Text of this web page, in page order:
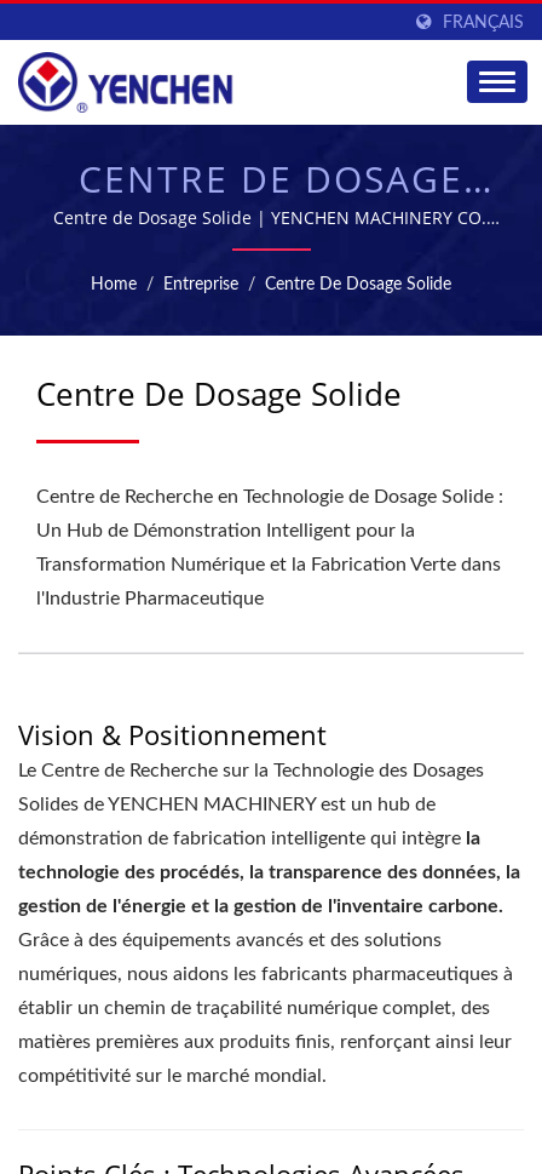
FRANÇAIS
CENTRE DE DOSAGE
SOLIDE | FOURNISSEUR
D'ÉQUIPEMENTS DE
FABRICATION
PHARMACEUTIQUE |
YENCHEN
Centre de Dosage Solide | YENCHEN MACHINERY CO.,
LTD. se spécialise dans la fabrication de machines
pharmaceutiques depuis 60 ans.
Home / Entreprise / Centre De Dosage Solide
Centre De Dosage Solide
Centre de Recherche en Technologie de Dosage Solide :
Un Hub de Démonstration Intelligent pour la
Transformation Numérique et la Fabrication Verte dans
l'Industrie Pharmaceutique
Vision & Positionnement
Le Centre de Recherche sur la Technologie des Dosages
Solides de YENCHEN MACHINERY est un hub de
démonstration de fabrication intelligente qui intègre la
technologie des procédés, la transparence des données, la
gestion de l'énergie et la gestion de l'inventaire carbone.
Grâce à des équipements avancés et des solutions
numériques, nous aidons les fabricants pharmaceutiques à
établir un chemin de traçabilité numérique complet, des
matières premières aux produits finis, renforçant ainsi leur
compétitivité sur le marché mondial.